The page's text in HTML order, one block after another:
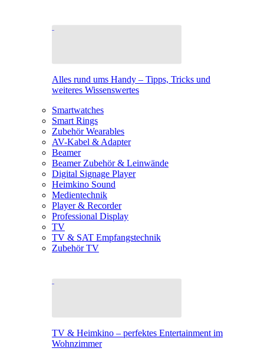
Alles rund ums Handy – Tipps, Tricks und
weiteres Wissenswertes
Smartwatches
Smart Rings
Zubehör Wearables
AV-Kabel & Adapter
Beamer
Beamer Zubehör & Leinwände
Digital Signage Player
Heimkino Sound
Medientechnik
Player & Recorder
Professional Display
TV
TV & SAT Empfangstechnik
Zubehör TV
TV & Heimkino – perfektes Entertainment im
Wohnzimmer